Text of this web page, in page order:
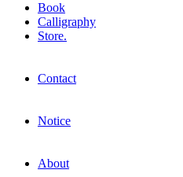
Book
Calligraphy
Store.
Contact
Notice
About